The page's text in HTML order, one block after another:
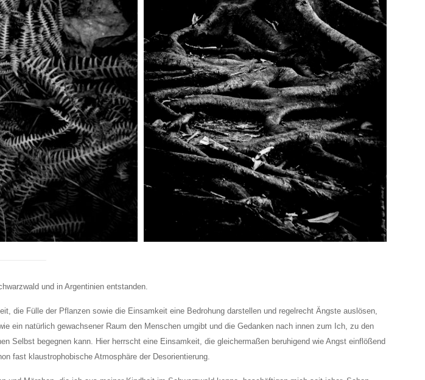
und in Argentinien entstanden.
die Fülle der Pflanzen sowie die Einsamkeit eine Bedrohung darstellen und regelrecht Ängste auslösen,
ein natürlich gewachsener Raum den Menschen umgibt und die Gedanken nach innen zum Ich, zu den
Selbst begegnen kann. Hier herrscht eine Einsamkeit, die gleichermaßen beruhigend wie Angst einflößend
fast klaustrophobische Atmosphäre der Desorientierung.